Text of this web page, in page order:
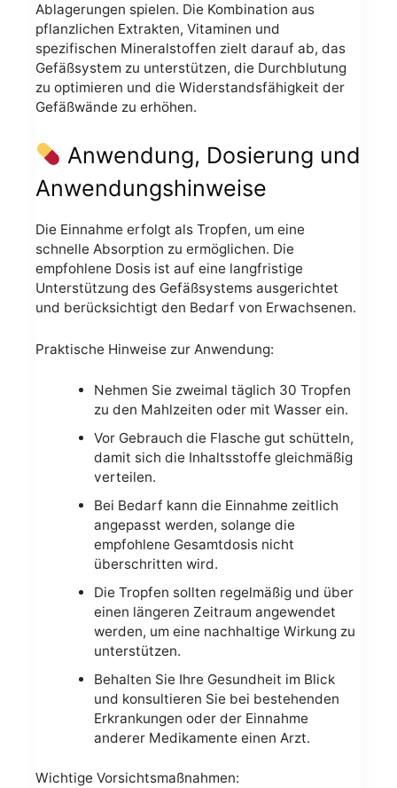
Ablagerungen spielen. Die Kombination aus
pflanzlichen Extrakten, Vitaminen und
spezifischen Mineralstoffen zielt darauf ab, das
Gefäßsystem zu unterstützen, die Durchblutung
zu optimieren und die Widerstandsfähigkeit der
Gefäßwände zu erhöhen.
Anwendung, Dosierung und
Anwendungshinweise
Die Einnahme erfolgt als Tropfen, um eine
schnelle Absorption zu ermöglichen. Die
empfohlene Dosis ist auf eine langfristige
Unterstützung des Gefäßsystems ausgerichtet
und berücksichtigt den Bedarf von Erwachsenen.
Praktische Hinweise zur Anwendung:
Nehmen Sie zweimal täglich 30 Tropfen
zu den Mahlzeiten oder mit Wasser ein.
Vor Gebrauch die Flasche gut schütteln,
damit sich die Inhaltsstoffe gleichmäßig
verteilen.
Bei Bedarf kann die Einnahme zeitlich
angepasst werden, solange die
empfohlene Gesamtdosis nicht
überschritten wird.
Die Tropfen sollten regelmäßig und über
einen längeren Zeitraum angewendet
werden, um eine nachhaltige Wirkung zu
unterstützen.
Behalten Sie Ihre Gesundheit im Blick
und konsultieren Sie bei bestehenden
Erkrankungen oder der Einnahme
anderer Medikamente einen Arzt.
Wichtige Vorsichtsmaßnahmen: